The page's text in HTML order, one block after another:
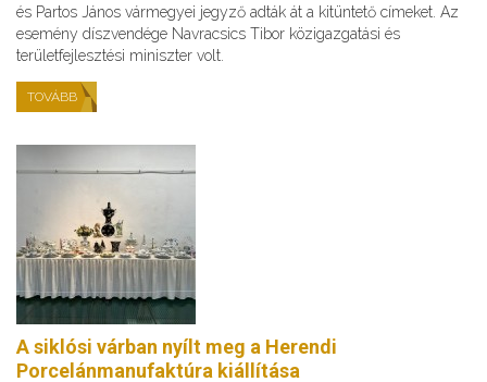
és Partos János vármegyei jegyző adták át a kitüntető címeket. Az
esemény díszvendége Navracsics Tibor közigazgatási és
területfejlesztési miniszter volt.
TOVÁBB
A siklósi várban nyílt meg a Herendi
Porcelánmanufaktúra kiállítása